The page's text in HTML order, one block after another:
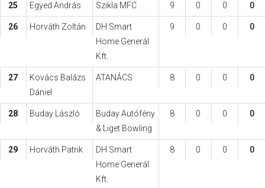
25 Egyed András Szikla MFC 9 0 0 0
26 Horváth Zoltán
DH Smart
Home Generál
Kft.
9 0 0 0
27
Kovács Balázs
Dániel
ATANÁCS 8 0 0 0
28 Buday László
Buday Autófény
& Liget Bowling
8 0 0 0
29 Horváth Patrik
DH Smart
Home Generál
Kft.
8 0 0 0